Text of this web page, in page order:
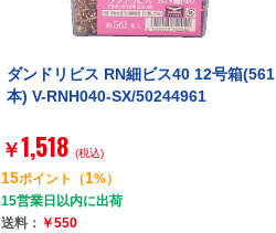
ダンドリビス RN細ビス40 12号箱(561
本) V-RNH040-SX/50244961
￥1,518 (税込)
15ポイント （1%）
15営業日以内に出荷
送料： ￥550